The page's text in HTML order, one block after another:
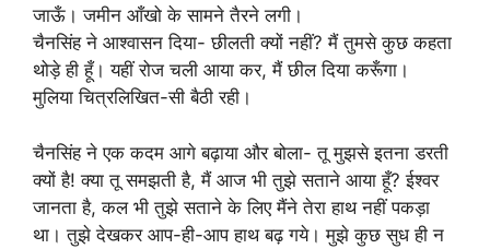
जाऊँ। जमीन आँखो के सामने तैरने लगी।
चैनसिंह ने आश्वासन दिया- छीलती क्यों नहीं? मैं तुमसे कुछ कहता
थोड़े ही हूँ। यहीं रोज चली आया कर, मैं छील दिया करूँगा।
मुलिया चित्रलिखित-सी बैठी रही।
चैनसिंह ने एक कदम आगे बढ़ाया और बोला- तू मुझसे इतना डरती
क्यों है! क्या तू समझती है, मैं आज भी तुझे सताने आया हूँ? ईश्वर
जानता है, कल भी तुझे सताने के लिए मैंने तेरा हाथ नहीं पकड़ा
था। तुझे देखकर आप-ही-आप हाथ बढ़ गये। मुझे कुछ सुध ही न